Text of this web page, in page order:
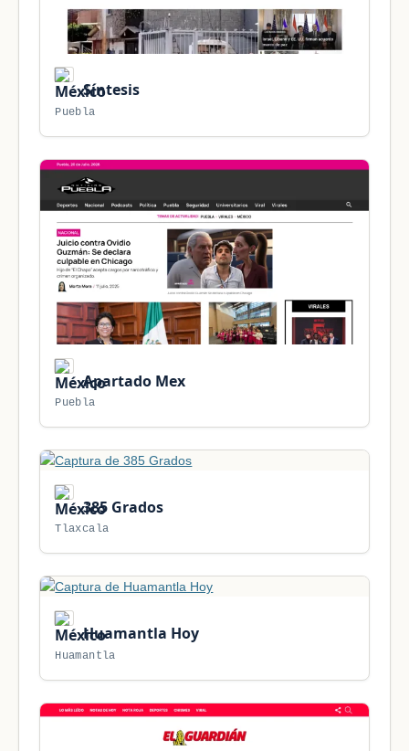
Síntesis
Puebla
Apartado Mex
Puebla
385 Grados
Tlaxcala
Huamantla Hoy
Huamantla